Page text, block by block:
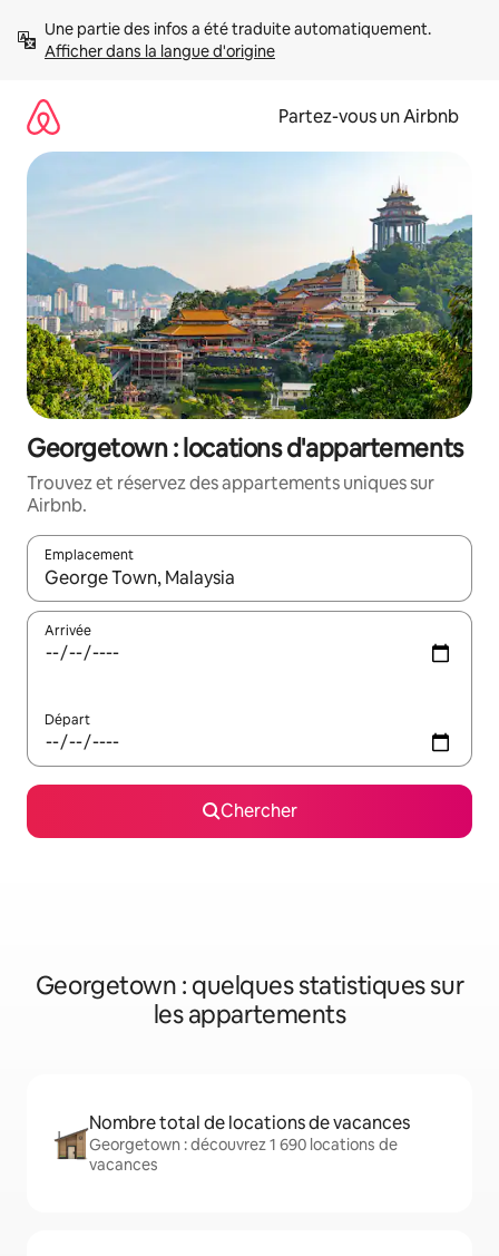
directement
Afficher dans la langue d'origine
Partez-vous un Airbnb
Georgetown : locations d'appartements
Trouvez et réservez des appartements uniques sur
Airbnb.
Emplacement
Quand les résultats sont affichés, parcourez-les en utilisant
Arrivée
Départ
Chercher
Georgetown : quelques statistiques sur
les appartements
Nombre total de locations de vacances
Georgetown : découvrez 1 690 locations de
vacances